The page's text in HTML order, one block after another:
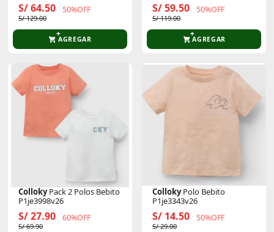
S/ 64.50 50%OFF
S/ 129.00
AGREGAR
S/ 59.50 50%OFF
S/ 119.00
AGREGAR
CollokyPack 2 Polos Bebito
P1je3998v26
S/ 27.90 60%OFF
S/ 69.90
CollokyPolo Bebito
P1je3343v26
S/ 14.50 50%OFF
S/ 29.00